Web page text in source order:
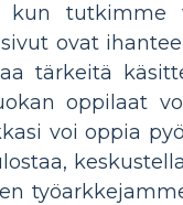
kun tutkimme
ovat
tärkeitä
oppilaat
voi oppia